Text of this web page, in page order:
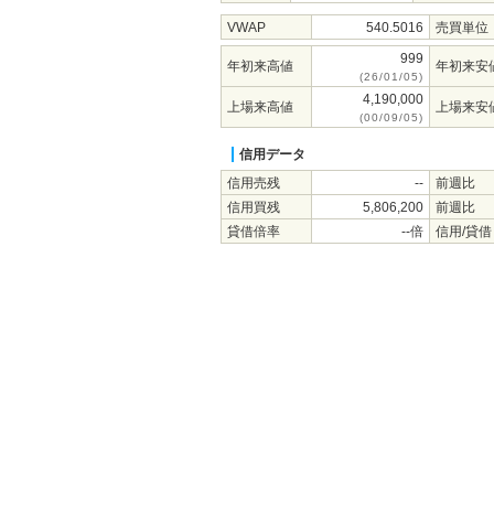
VWAP 540.5016 売買単位
年初来高値 999
(26/01/05)
年初来安
上場来高値 4,190,000
(00/09/05)
上場来安
信用データ
信用売残
--
前週比
信用買残
5,806,200
前週比
貸借倍率
--倍 信用/貸借